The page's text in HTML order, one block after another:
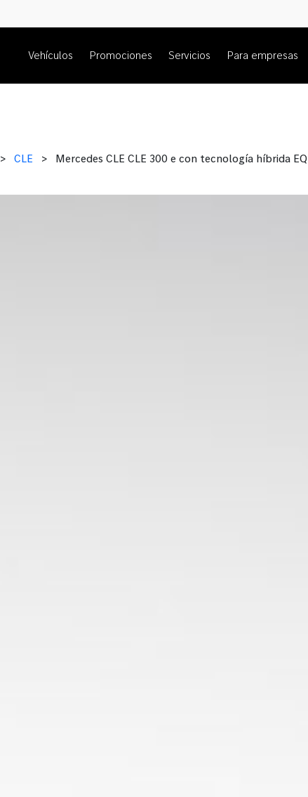
Vehículos Promociones Servicios Para empresas
> CLE > Mercedes CLE CLE 300 e con tecnología híbrida EQ